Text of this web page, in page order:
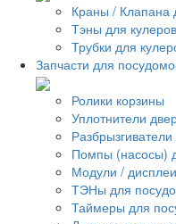
Краны / Клапана
Тэны для кулеров
Трубки для
Запчасти для
Ролики корзины
Уплотнители
Помпы (насосы)
Модули /
ТЭНы для
Таймеры для